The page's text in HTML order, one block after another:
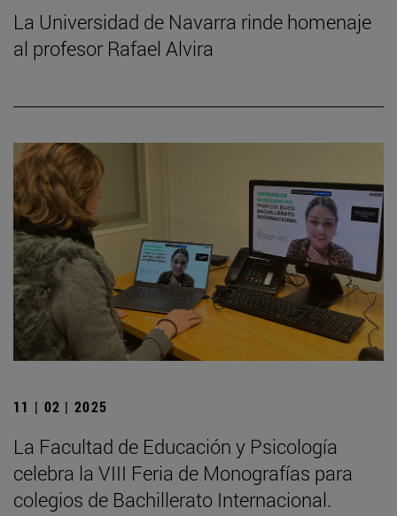
La Universidad de Navarra rinde homenaje
al profesor Rafael Alvira
11 | 02 | 2025
La Facultad de Educación y Psicología
celebra la VIII Feria de Monografías para
colegios de Bachillerato Internacional.